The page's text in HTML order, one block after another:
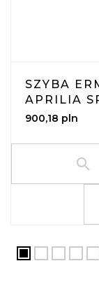
SZYBA
APRILIA
900,18 pln